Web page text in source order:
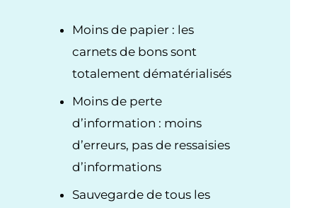
Moins de papier : les
carnets de bons sont
totalement dématérialisés
Moins de perte
d’information : moins
d’erreurs, pas de ressaisies
d’informations
Sauvegarde de tous les